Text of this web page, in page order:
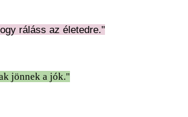
ráláss az életedre."
jönnek a jók."